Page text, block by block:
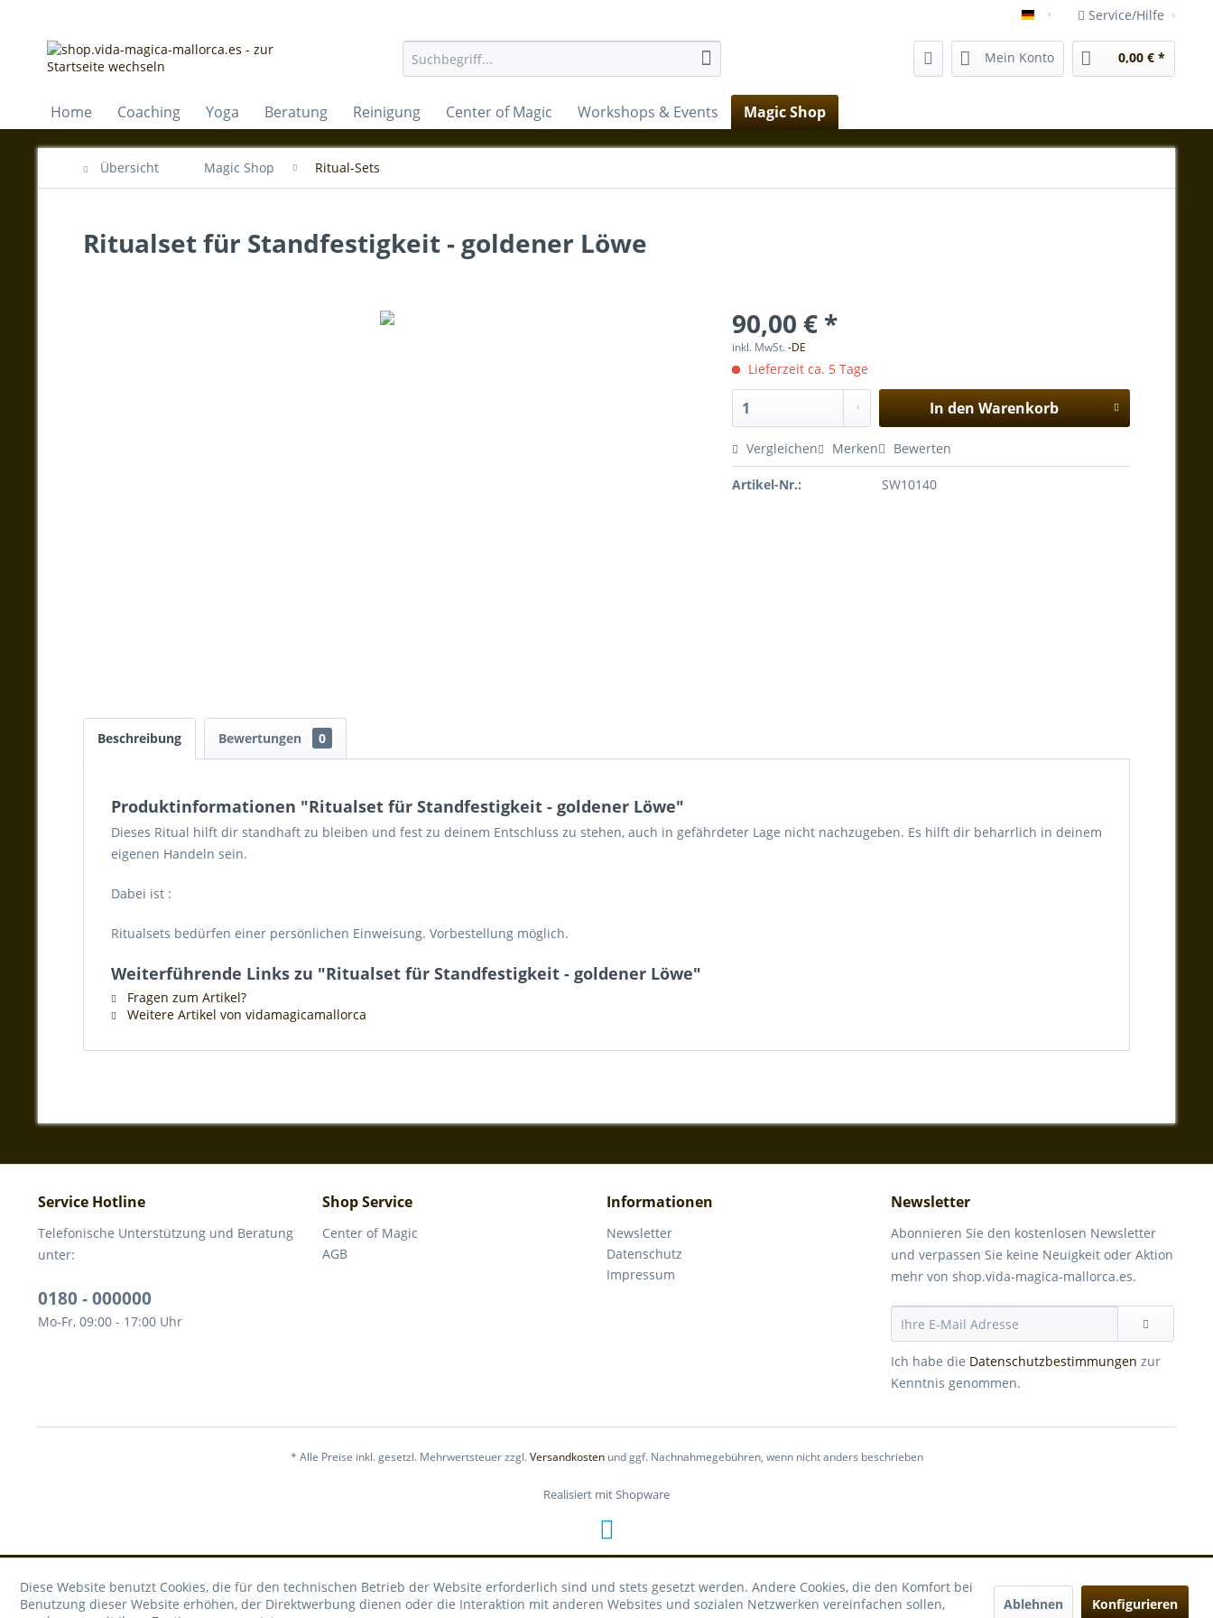
vida-magica-mallorca.com
Service/Hilfe
Mein Konto 0,00 € *
Home Coaching Yoga Beratung Reinigung Center of Magic Workshops & Events Magic Shop
Übersicht Magic Shop Ritual-Sets
Ritualset für Standfestigkeit - goldener Löwe
90,00 € *
inkl. MwSt.-DE
Lieferzeit ca. 5 Tage
In den Warenkorb
Vergleichen Merken Bewerten
Artikel-Nr.: SW10140
Beschreibung Bewertungen 0
Produktinformationen "Ritualset für Standfestigkeit - goldener Löwe"
Dieses Ritual hilft dir standhaft zu bleiben und fest zu deinem Entschluss zu stehen, auch in gefährdeter Lage nicht nachzugeben. Es hilft dir beharrlich in deinem
eigenen Handeln sein.
Dabei ist :
Ritualsets bedürfen einer persönlichen Einweisung. Vorbestellung möglich.
Weiterführende Links zu "Ritualset für Standfestigkeit - goldener Löwe"
Fragen zum Artikel?
Weitere Artikel von vidamagicamallorca
Service Hotline
Telefonische Unterstützung und Beratung
unter:
0180 - 000000
Mo-Fr, 09:00 - 17:00 Uhr
Shop Service
Center of Magic
AGB
Informationen
Newsletter
Datenschutz
Impressum
Newsletter
Abonnieren Sie den kostenlosen Newsletter
und verpassen Sie keine Neuigkeit oder Aktion
mehr von shop.vida-magica-mallorca.es.
Ich habe die Datenschutzbestimmungen zur
Kenntnis genommen.
* Alle Preise inkl. gesetzl. Mehrwertsteuer zzgl.Versandkostenund ggf. Nachnahmegebühren, wenn nicht anders beschrieben
Realisiert mit Shopware
Diese Website benutzt Cookies, die für den technischen Betrieb der Website erforderlich sind und stets gesetzt werden. Andere Cookies, die den Komfort bei
Benutzung dieser Website erhöhen, der Direktwerbung dienen oder die Interaktion mit anderen Websites und sozialen Netzwerken vereinfachen sollen,
Ablehnen Konfigurieren